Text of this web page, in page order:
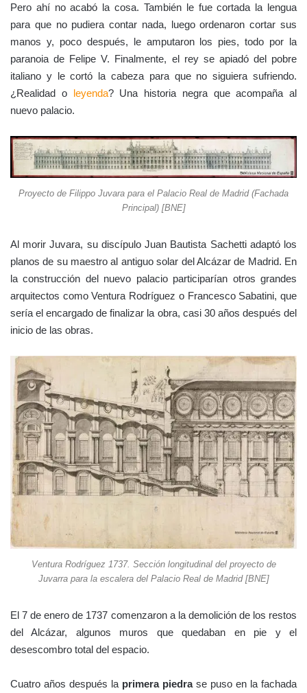
Pero ahí no acabó la cosa. También le fue cortada la lengua
para que no pudiera contar nada, luego ordenaron cortar sus
manos y, poco después, le amputaron los pies, todo por la
paranoia de Felipe V. Finalmente, el rey se apiadó del pobre
italiano y le cortó la cabeza para que no siguiera sufriendo.
¿Realidad o leyenda? Una historia negra que acompaña al
nuevo palacio.
Proyecto de Filippo Juvara para el Palacio Real de Madrid (Fachada
Principal) [BNE]
Al morir Juvara, su discípulo Juan Bautista Sachetti adaptó los
planos de su maestro al antiguo solar del Alcázar de Madrid. En
la construcción del nuevo palacio participarían otros grandes
arquitectos como Ventura Rodríguez o Francesco Sabatini, que
sería el encargado de finalizar la obra, casi 30 años después del
inicio de las obras.
Ventura Rodríguez 1737. Sección longitudinal del proyecto de
Juvarra para la escalera del Palacio Real de Madrid [BNE]
El 7 de enero de 1737 comenzaron a la demolición de los restos
del Alcázar, algunos muros que quedaban en pie y el
desescombro total del espacio.
Cuatro años después la primera piedrase puso en la fachada